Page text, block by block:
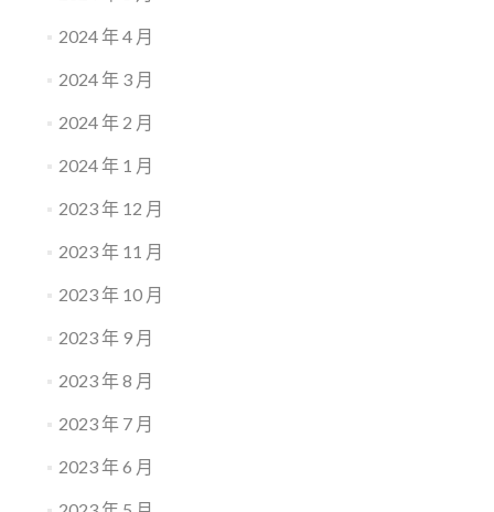
2024 年 4 月
2024 年 3 月
2024 年 2 月
2024 年 1 月
2023 年 12 月
2023 年 11 月
2023 年 10 月
2023 年 9 月
2023 年 8 月
2023 年 7 月
2023 年 6 月